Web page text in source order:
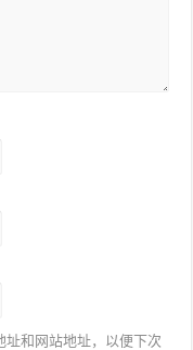
和网站地址，以便下次